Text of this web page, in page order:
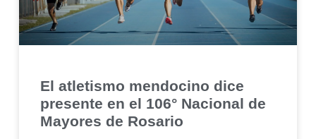
El atletismo mendocino dice
presente en el 106° Nacional de
Mayores de Rosario